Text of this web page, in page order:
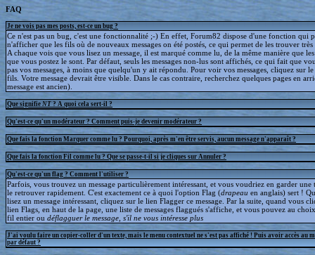
FAQ
Je ne vois pas mes posts, est-ce un bug ?
Ce n'est pas un bug, c'est une fonctionnalité ;-) En effet, Forum82 dispose d'une fonction qui
n'afficher que les fils où de nouveaux messages on été postés, ce qui permet de les trouver
A chaque vois que vous lisez un message, il est marqué comme lu, de la même manière que les
que vous postez le sont. Par défaut, seuls les messages non-lus sont affichés, ce qui fait que
pas vos messages, à moins que quelqu'un y ait répondu. Pour voir vos messages, cliquez sur
fils. Votre message devrait être visible. Dans le cas contraire, recherchez quelques pages en
message est ancien).
Que signifie NT ? A quoi cela sert-il ?
Qu'est-ce qu'un modérateur ? Comment puis-je devenir modérateur ?
Que fais la fonction Marquer comme lu ? Pourquoi, après m'en être servis, aucun message n'apparaît ?
Que fais la fonction Fil comme lu ? Que se passe-t-il si je cliques sur Annuler ?
Qu'est-ce qu'un flag ? Comment l'utiliser ?
Parfois, vous trouvez un message particulièrement intéressant, et vous voudriez en garder une
le retrouver rapidement. C'est exactement ce à quoi l'option Flag (drapeau en anglais) sert !
lisez un message intéressant, cliquez sur le lien Flagger ce message. Par la suite, quand vous
lien Flags, en haut de la page, une liste de messages flaggués s'affiche, et vous pouvez au
fil entier ou déflagguerle message, s'il ne vous intéresse plus
J'ai voulu faire un copier-coller d'un texte, mais le menu contextuel ne s'est pas affiché ! Puis avoir accès au
par défaut ?